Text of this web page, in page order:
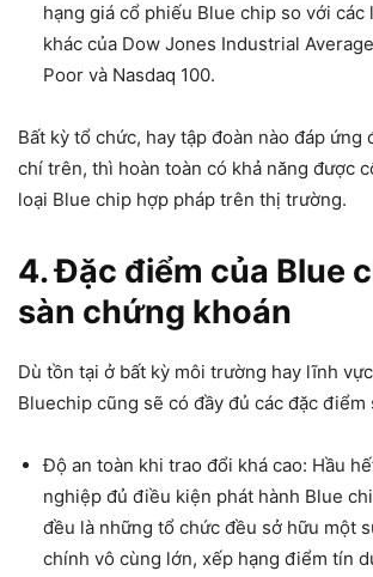
hạng giá cổ phiếu Blue chip so với các
khác của Dow Jones Industrial
Poor và Nasdaq 100.
Bất kỳ tổ chức, hay tập đoàn nào đáp ứng
chí trên, thì hoàn toàn có khả năng được
loại Blue chip hợp pháp trên thị trường.
4. Đặc điểm của Blue
sàn chứng khoán
Dù tồn tại ở bất kỳ môi trường hay lĩnh
Bluechip cũng sẽ có đầy đủ các đặc điểm
Độ an toàn khi trao đổi khá cao: Hầu
nghiệp đủ điều kiện phát hành Blue
đều là những tổ chức đều sở hữu một
chính vô cùng lớn, xếp hạng điểm tín